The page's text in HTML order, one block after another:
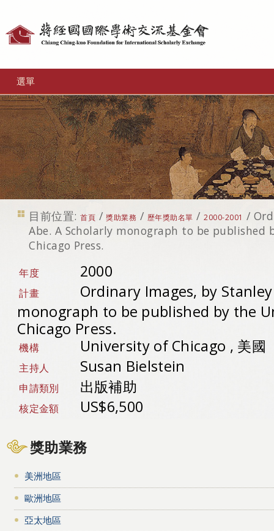
選單
目前位置: 首頁 /獎助業務 / 歷年獎助名單 /2000-2001 /
Abe. A Scholarly monograph to be published
Chicago Press.
年度 2000
計畫
Ordinary Images, by
monograph to be published by the
Chicago Press.
機構 University of Chicago , 美國
主持人 Susan Bielstein
申請類別 出版補助
核定金額 US$6,500
獎助業務
美洲地區
歐洲地區
亞太地區